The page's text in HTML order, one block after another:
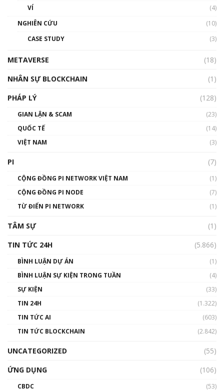
VÍ
(4)
NGHIÊN CỨU
(10)
CASE STUDY
(3)
METAVERSE
(18)
NHÂN SỰ BLOCKCHAIN
(1)
PHÁP LÝ
(128)
GIAN LẬN & SCAM
(23)
QUỐC TẾ
(14)
VIỆT NAM
(3)
PI (7)
CỘNG ĐỒNG PI NETWORK VIỆT NAM
(1)
CỘNG ĐỒNG PI NODE
(7)
TỪ ĐIỂN PI NETWORK
(1)
TÂM SỰ
(1)
TIN TỨC 24H
(5.866)
BÌNH LUẬN DỰ ÁN
(1)
BÌNH LUẬN SỰ KIỆN TRONG TUẦN
(4)
SỰ KIỆN
(33)
TIN 24H
(1.322)
TIN TỨC AI
(603)
TIN TỨC BLOCKCHAIN
(2.842)
UNCATEGORIZED
(55)
ỨNG DỤNG
(106)
CBDC (53)